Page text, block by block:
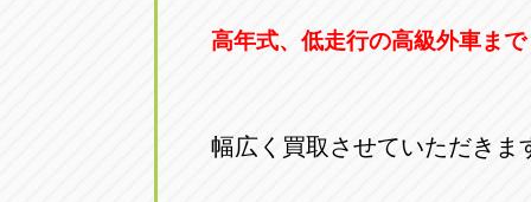
高年式、低走行の高級外車まで
幅広く買取させていただき